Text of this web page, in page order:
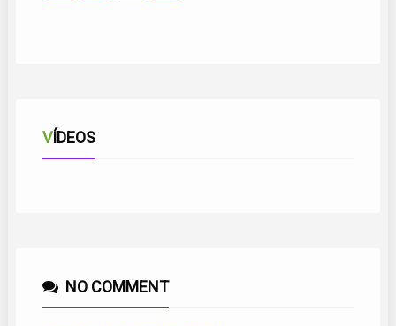
VÍDEOSDE UN RAYITO DE LUNA
NO COMMENT